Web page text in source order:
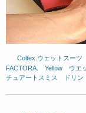
Coltex.ウェットスーツ
FACTORA.
Yellow ウエ
チュアートスミス
ドリン